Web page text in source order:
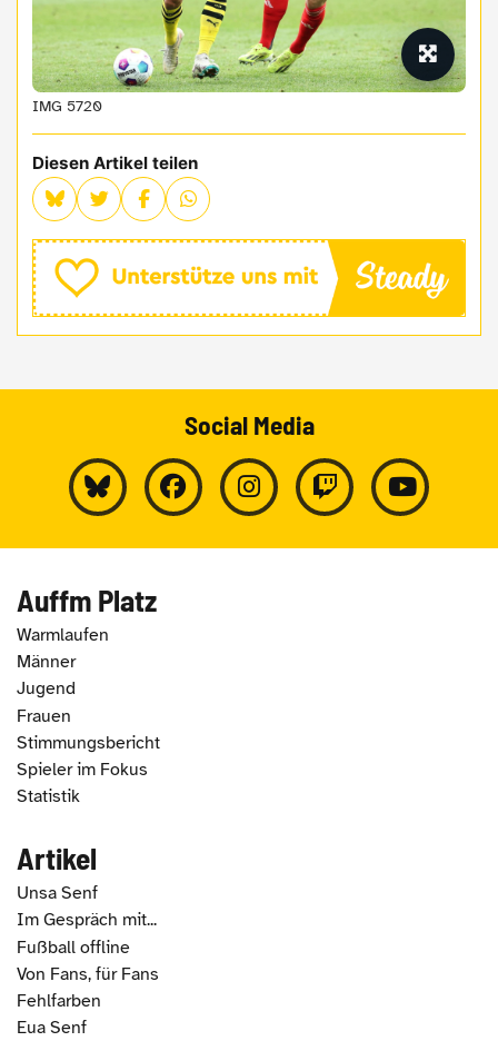
IMG 5720
Diesen Artikel teilen
Social Media
Auffm Platz
Warmlaufen
Männer
Jugend
Frauen
Stimmungsbericht
Spieler im Fokus
Statistik
Artikel
Unsa Senf
Im Gespräch mit...
Fußball offline
Von Fans, für Fans
Fehlfarben
Eua Senf